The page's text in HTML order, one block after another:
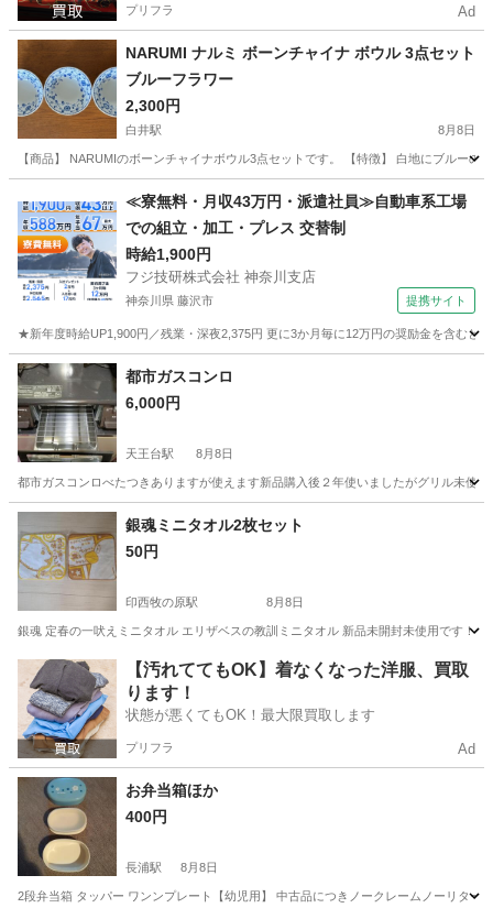
プリフラ Ad
NARUMI ナルミ ボーンチャイナ ボウル 3点セット
ブルーフラワー
2,300円
白井駅 8月8日
【商品】 NARUMIのボーンチャイナボウル3点セットです。 【特徴】 白地にブルー
白井駅 食器 ボーンチャイナ
≪寮無料・月収43万円・派遣社員≫自動車系工場
での組立・加工・プレス 交替制
時給1,900円
フジ技研株式会社 神奈川支店
神奈川県 藤沢市 提携サイト
★新年度時給UP1,900円／残業・深夜2,375円 更に3か月毎に12万円の奨励金を含む
神奈川 藤沢市 その他
都市ガスコンロ
6,000円
天王台駅 8月8日
都市ガスコンロべたつきありますが使えます新品購入後２年使いましたがグリル未使
千葉 我孫子市 天王台駅 調理器具
銀魂ミニタオル2枚セット
50円
印西牧の原駅 8月8日
銀魂 定春の一吠えミニタオル エリザベスの教訓ミニタオル 新品未開封未使用です！
千葉 印西市 印西牧の原駅 その他 タオル
【汚れててもOK】着なくなった洋服、買取
ります！
状態が悪くてもOK！最大限買取します
プリフラ Ad
お弁当箱ほか
400円
長浦駅 8月8日
2段弁当箱 タッパー ワンンプレート【幼児用】 中古品につきノークレームノーリター